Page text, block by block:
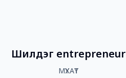
Шилдэг entrepreneur
МҮХАҮТ